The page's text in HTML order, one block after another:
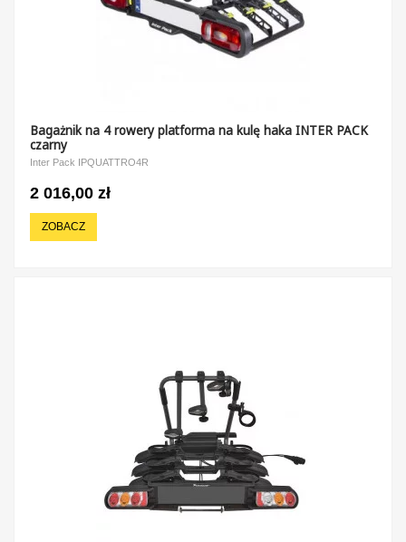
Bagażnik na 4 rowery platforma na kulę haka INTER PACK
czarny
Inter Pack IPQUATTRO4R
2 016,00 zł
ZOBACZ